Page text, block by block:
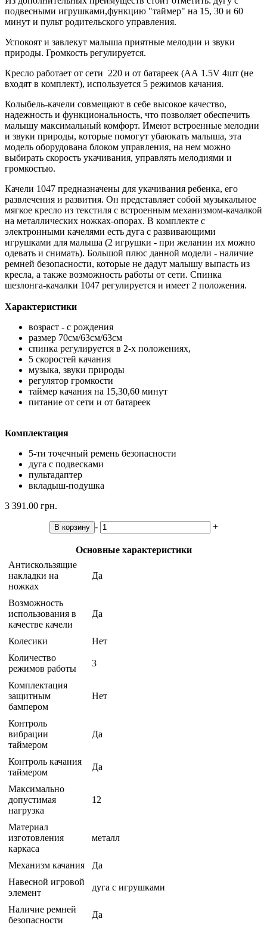
подвесными игрушками,функцию "таймер" на 15, 30 и 60
минут и пульт родительского управления.
Успокоят и завлекут малыша приятные мелодии и звуки
природы. Громкость регулируется.
Кресло работает от сети 220 и от батареек (АА 1.5V 4шт (не
входят в комплект), используется 5 режимов качания.
Колыбель-качели совмещают в себе высокое качество,
надежность и функциональность, что позволяет обеспечить
малышу максимальный комфорт. Имеют встроенные мелодии
и звуки природы, которые помогут убаюкать малыша, эта
модель оборудована блоком управления, на нем можно
выбирать скорость укачивания, управлять мелодиями и
громкостью.
Качели 1047 предназначены для укачивания ребенка, его
развлечения и развития. Он представляет собой музыкальное
мягкое кресло из текстиля с встроенным механизмом-качалкой
на металлических ножках-опорах. В комплекте с
электронными качелями есть дуга с развивающими
игрушками для малыша (2 игрушки - при желании их можно
одевать и снимать). Большой плюс данной модели - наличие
ремней безопасности, которые не дадут малышу выпасть из
кресла, а также возможность работы от сети. Спинка
шезлонга-качалки 1047 регулируется и имеет 2 положения.
Характеристики
возраст - с рождения
размер 70см/63см/63см
спинка регулируется в 2-х положениях,
5 скоростей качания
музыка, звуки природы
регулятор громкости
таймер качания на 15,30,60 минут
питание от сети и от батареек
Комплектация
5-ти точечный ремень безопасности
дуга с подвесками
пультадаптер
вкладыш-подушка
3 391.00 грн.
В корзину - +
Основные характеристики
Антискользящие
накладки на
ножках
Да
Возможность
использования в
качестве качели
Да
Колесики
Нет
Количество
режимов работы
3
Комплектация
защитным
бампером
Нет
Контроль
вибрации
таймером
Да
Контроль качания
таймером
Да
Максимально
допустимая
нагрузка
12
Материал
изготовления
каркаса
металл
Механизм качания
Да
Навесной игровой
элемент
дуга с игрушками
Наличие ремней
безопасности
Да